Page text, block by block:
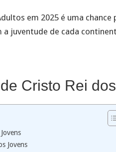
em 2025 é uma chance
juventude de cada
Cristo Rei
Jovens